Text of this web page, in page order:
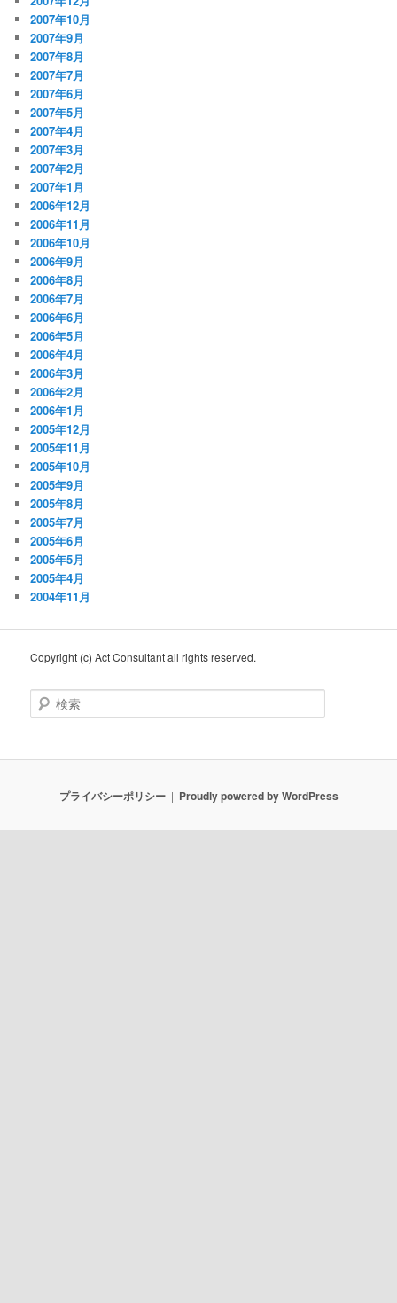
2007年10月
2007年9月
2007年8月
2007年7月
2007年6月
2007年5月
2007年4月
2007年3月
2007年2月
2007年1月
2006年12月
2006年11月
2006年10月
2006年9月
2006年8月
2006年7月
2006年6月
2006年5月
2006年4月
2006年3月
2006年2月
2006年1月
2005年12月
2005年11月
2005年10月
2005年9月
2005年8月
2005年7月
2005年6月
2005年5月
2005年4月
2004年11月
Copyright (c) Act Consultant all rights reserved.
検
索
プライバシーポリシー Proudly powered by WordPress